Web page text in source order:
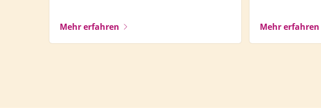
Mehr erfahren Mehr erfahren